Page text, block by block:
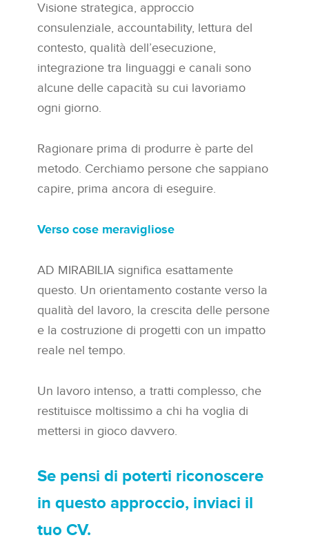
Visione strategica, approccio
consulenziale, accountability, lettura del
contesto, qualità dell’esecuzione,
integrazione tra linguaggi e canali sono
alcune delle capacità su cui lavoriamo
ogni giorno.
Ragionare prima di produrre è parte del
metodo. Cerchiamo persone che sappiano
capire, prima ancora di eseguire.
Verso cose meravigliose
AD MIRABILIA significa esattamente
questo. Un orientamento costante verso la
qualità del lavoro, la crescita delle persone
e la costruzione di progetti con un impatto
reale nel tempo.
Un lavoro intenso, a tratti complesso, che
restituisce moltissimo a chi ha voglia di
mettersi in gioco davvero.
Se pensi di poterti riconoscere
in questo approccio, inviaci il
tuo CV.